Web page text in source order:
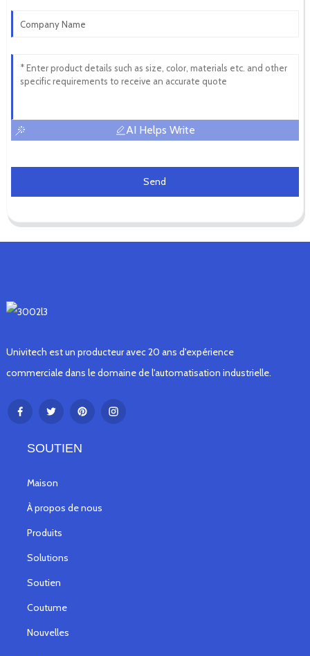
AI Helps Write
Send
Univitech est un producteur avec 20 ans d'expérience
commerciale dans le domaine de l'automatisation industrielle.
SOUTIEN
Maison
À propos de nous
Produits
Solutions
Soutien
Coutume
Nouvelles